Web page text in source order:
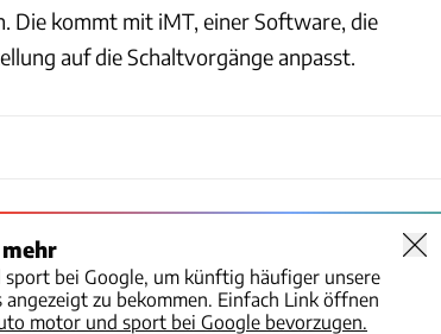
Die kommt mit iMT, einer Software, die
auf die Schaltvorgänge anpasst.
bei Google, um künftig häufiger unsere
zu bekommen. Einfach Link öffnen
motor und sport bei Google bevorzugen.